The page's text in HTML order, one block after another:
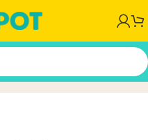
/Producto